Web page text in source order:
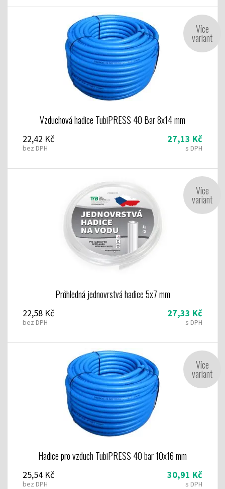
Vzduchová hadice TubiPRESS 40 Bar 8x14 mm
22,42 Kč
bez DPH
27,13 Kč
s DPH
Více
variant
Průhledná jednovrstvá hadice 5x7 mm
22,58 Kč
bez DPH
27,33 Kč
s DPH
Více
variant
Hadice pro vzduch TubiPRESS 40 bar 10x16 mm
25,54 Kč
bez DPH
30,91 Kč
s DPH
Více
variant